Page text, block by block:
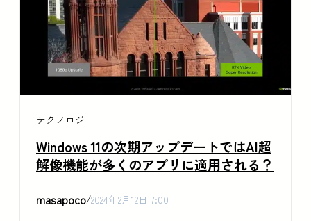
テクノロジー
Windows 11の次期アップデートではAI超
解像機能が多くのアプリに適用される？
masapoco/2024年2月12日 7:00